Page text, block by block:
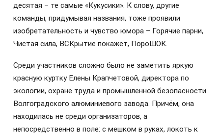
десятая – те самые «Кукусики». К слову, другие
команды, придумывая названия, тоже проявили
изобретательность и чувство юмора – Горячие парни,
Чистая сила, ВСКрытие покажет, ПороШОК.
Среди участников сложно было не заметить яркую
красную куртку Елены Крапчетовой, директора по
экологии, охране труда и промышленной безопасности
Волгоградского алюминиевого завода. Причём, она
находилась не среди организаторов, а
непосредственно в поле: с мешком в руках, локоть к